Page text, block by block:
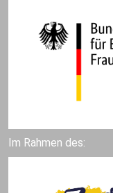
Im Rahmen des: